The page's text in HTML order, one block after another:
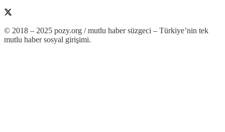
© 2018 – 2025 pozy.org / mutlu haber süzgeci – Türkiye’nin tek
mutlu haber sosyal girişimi.